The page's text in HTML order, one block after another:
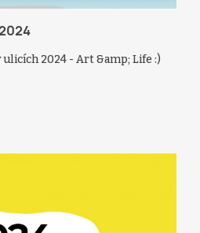
2024 - Art &amp; Life :)